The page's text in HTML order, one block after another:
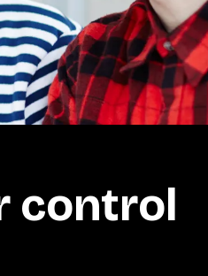
control